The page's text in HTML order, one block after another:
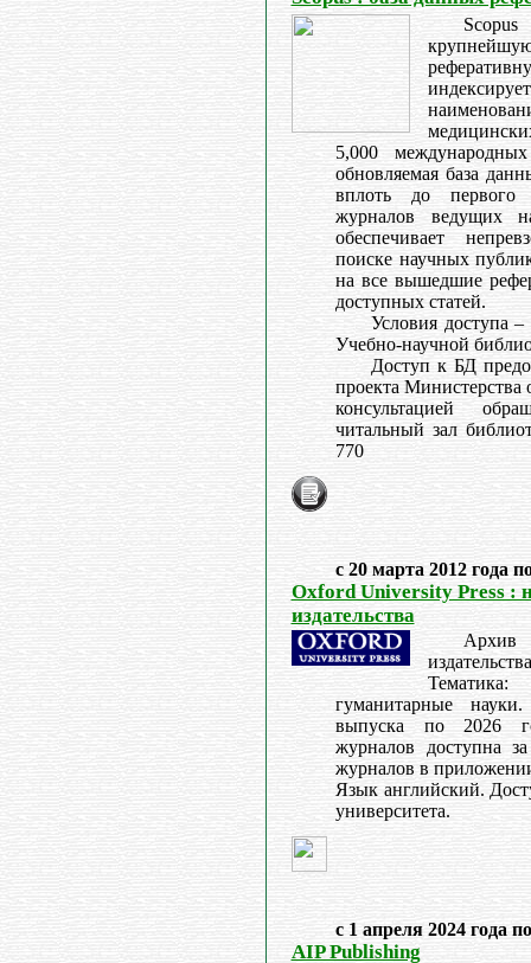
5,000
обновляемая база
вплоть до первого
журналов ведущих
обеспечивает
поиске научных
на все вышедшие
доступных статей.
Условия доступа
Учебно-научной
Доступ к БД
проекта Министерства
консультацией
читальный зал
770
с 20 марта 2012 года
Oxford University Press :
издательства
гуманитарные
выпуска по 2026
журналов доступна
журналов в
Язык английский.
университета.
с 1 апреля 2024 года
AIP Publishing